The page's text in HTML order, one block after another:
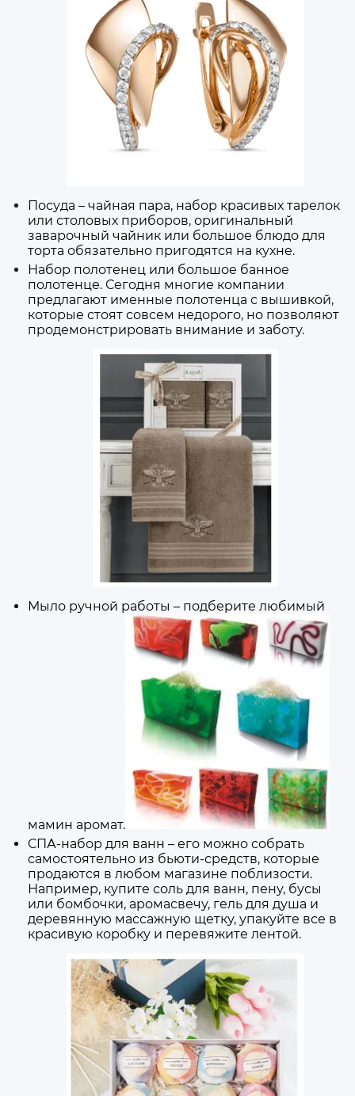
Посуда – чайная пара, набор красивых тарелок
или столовых приборов, оригинальный
заварочный чайник или большое блюдо для
торта обязательно пригодятся на кухне.
Набор полотенец или большое банное
полотенце. Сегодня многие компании
предлагают именные полотенца с вышивкой,
которые стоят совсем недорого, но позволяют
продемонстрировать внимание и заботу.
Мыло ручной работы – подберите любимый
мамин аромат.
СПА-набор для ванн – его можно собрать
самостоятельно из бьюти-средств, которые
продаются в любом магазине поблизости.
Например, купите соль для ванн, пену, бусы
или бомбочки, аромасвечу, гель для душа и
деревянную массажную щетку, упакуйте все в
красивую коробку и перевяжите лентой.